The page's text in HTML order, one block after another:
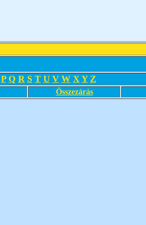
P Q R S T U V W X Y Z
Összezárás